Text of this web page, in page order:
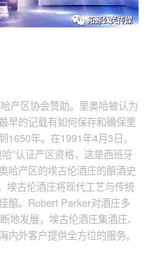
产区协会赞助。里奥哈被认为
早的记载有如何保存和确保里
1650年。在1991年4月3日，
”认证产区资格，这是西班牙
哈产区的埃古伦酒庄的酿酒史
埃古伦酒庄将现代工艺与传统
酿。Robert Parker对酒庄多
地发展，埃古伦酒庄集酒庄、
外客户提供全方位的服务。